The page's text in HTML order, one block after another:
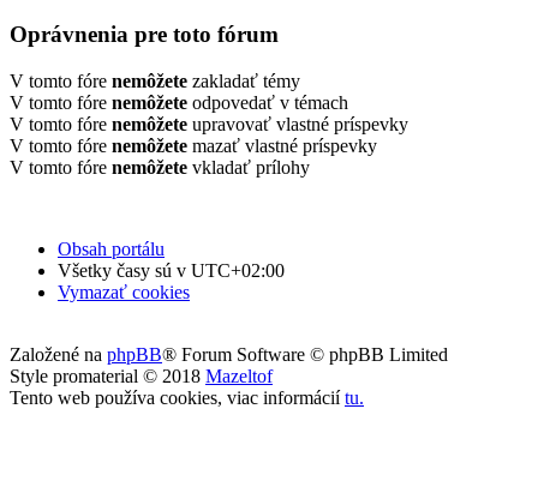
Oprávnenia pre toto fórum
V tomto fóre nemôžete zakladať témy
V tomto fóre nemôžete odpovedať v témach
V tomto fóre nemôžete upravovať vlastné príspevky
V tomto fóre nemôžete mazať vlastné príspevky
V tomto fóre nemôžete vkladať prílohy
Obsah portálu
Všetky časy sú v UTC+02:00
Vymazať cookies
Založené na phpBB® Forum Software © phpBB Limited
Style promaterial © 2018 Mazeltof
Tento web používa cookies, viac informáciítu.